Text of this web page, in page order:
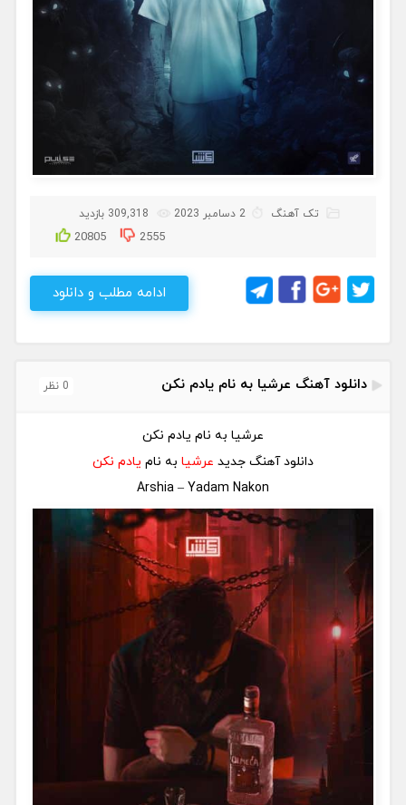
تک آهنگ 2 دسامبر 2023 309,318 بازدید
20805 2555
ادامه مطلب و دانلود
دانلود آهنگ عرشیا به نام یادم نکن 0 نظر
عرشیا به نام یادم نکن
دانلود آهنگ جدید عرشیا به نام یادم نکن
Arshia – Yadam Nakon